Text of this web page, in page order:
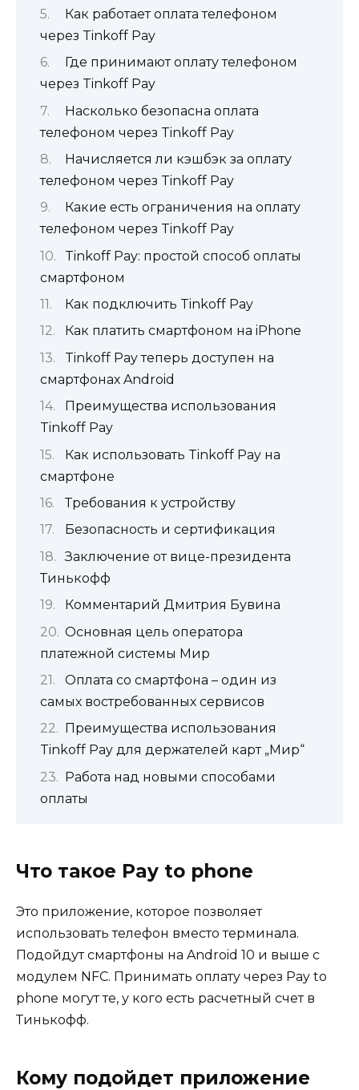
Как работает оплата телефоном
через Tinkoff Pay
Где принимают оплату телефоном
через Tinkoff Pay
Насколько безопасна оплата
телефоном через Tinkoff Pay
Начисляется ли кэшбэк за оплату
телефоном через Tinkoff Pay
Какие есть ограничения на оплату
телефоном через Tinkoff Pay
Tinkoff Pay: простой способ оплаты
смартфоном
Как подключить Tinkoff Pay
Как платить смартфоном на iPhone
Tinkoff Pay теперь доступен на
смартфонах Android
Преимущества использования
Tinkoff Pay
Как использовать Tinkoff Pay на
смартфоне
Требования к устройству
Безопасность и сертификация
Заключение от вице-президента
Тинькофф
Комментарий Дмитрия Бувина
Основная цель оператора
платежной системы Мир
Оплата со смартфона – один из
самых востребованных сервисов
Преимущества использования
Tinkoff Pay для держателей карт „Мир“
Работа над новыми способами
оплаты
Что такое Pay to phone
Это приложение, которое позволяет
использовать телефон вместо терминала.
Подойдут смартфоны на Android 10 и выше с
модулем NFC. Принимать оплату через Pay to
phone могут те, у кого есть расчетный счет в
Тинькофф.
Кому подойдет приложение